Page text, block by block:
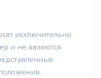
исключительно
и не являются